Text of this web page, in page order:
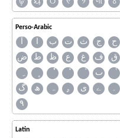
Perso-Arabic
آ ا ب ت ث ج ح
ض
ط ظ ع غ ف ق
ٮ
گ
ھ ہ ۄ ی ے ۔
۹
Latin